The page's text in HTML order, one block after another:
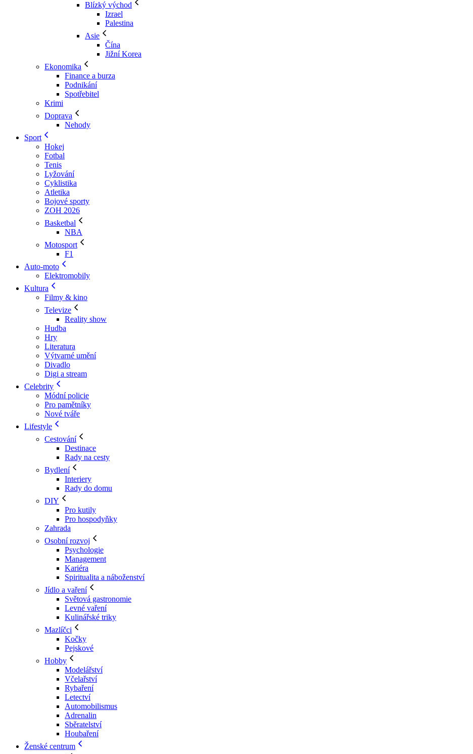
Blízký východ
Izrael
Palestina
Asie
Čína
Jižní Korea
Ekonomika
Finance a burza
Podnikání
Spotřebitel
Krimi
Doprava
Nehody
Sport
Hokej
Fotbal
Tenis
Lyžování
Cyklistika
Atletika
Bojové sporty
ZOH 2026
Basketbal
NBA
Motosport
F1
Auto-moto
Elektromobily
Kultura
Filmy & kino
Televize
Reality show
Hudba
Hry
Literatura
Výtvarné umění
Divadlo
Digi a stream
Celebrity
Módní policie
Pro pamětníky
Nové tváře
Lifestyle
Cestování
Destinace
Rady na cesty
Bydlení
Interiery
Rady do domu
DIY
Pro kutily
Pro hospodyňky
Zahrada
Osobní rozvoj
Psychologie
Management
Kariéra
Spiritualita a náboženství
Jídlo a vaření
Světová gastronomie
Levné vaření
Kulinářské triky
Mazlíčci
Kočky
Pejskové
Hobby
Modelářství
Včelařství
Rybaření
Letectví
Automobilismus
Adrenalin
Sběratelství
Houbaření
Ženské centrum